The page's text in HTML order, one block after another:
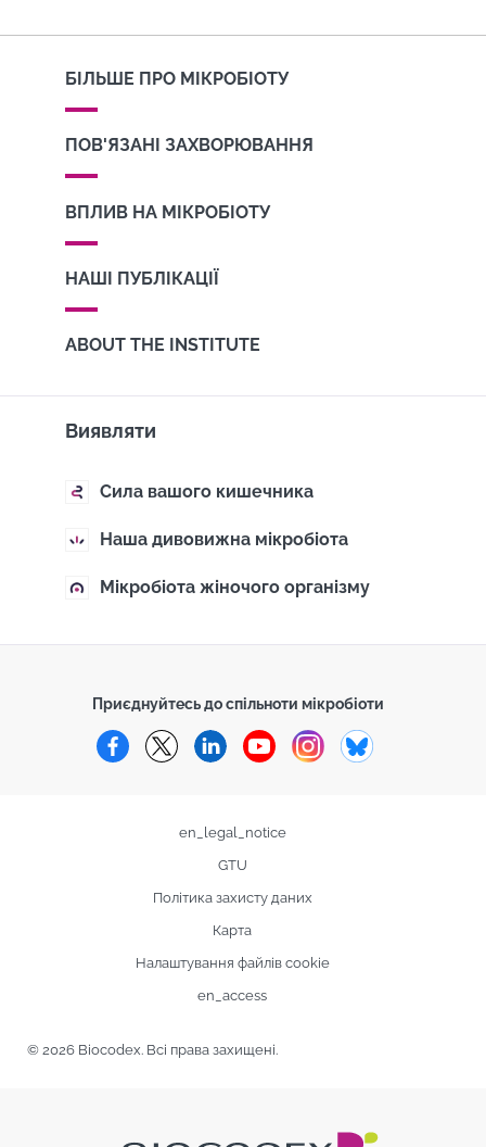
БІЛЬШЕ ПРО МІКРОБІОТУ
ПОВ'ЯЗАНІ ЗАХВОРЮВАННЯ
ВПЛИВ НА МІКРОБІОТУ
НАШІ ПУБЛІКАЦІЇ
ABOUT THE INSTITUTE
Виявляти
Сила вашого кишечника
Наша дивовижна мікробіота
Мікробіота жіночого організму
Приєднуйтесь до спільноти мікробіоти
Facebook
Twitter LinkedInYouTubeInstagram
© 2026 Biocodex. Всі права захищені.
en_legal_notice
GTU
Політика захисту даних
Карта
Налаштування файлів cookie
en_access